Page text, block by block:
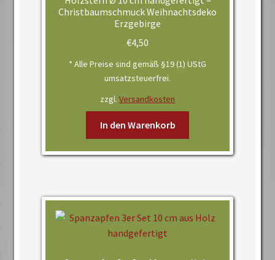
Christbaumschmuck Weihnachtsdeko
Erzgebirge
€4,50
* Alle Preise sind gemäß §19 (1) UStG
umsatzsteuerfrei.
zzgl. Versandkosten
In den Warenkorb